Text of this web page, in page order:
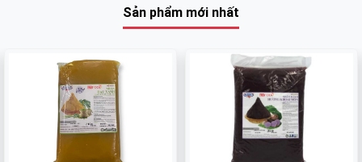
Sản phẩm mới nhất